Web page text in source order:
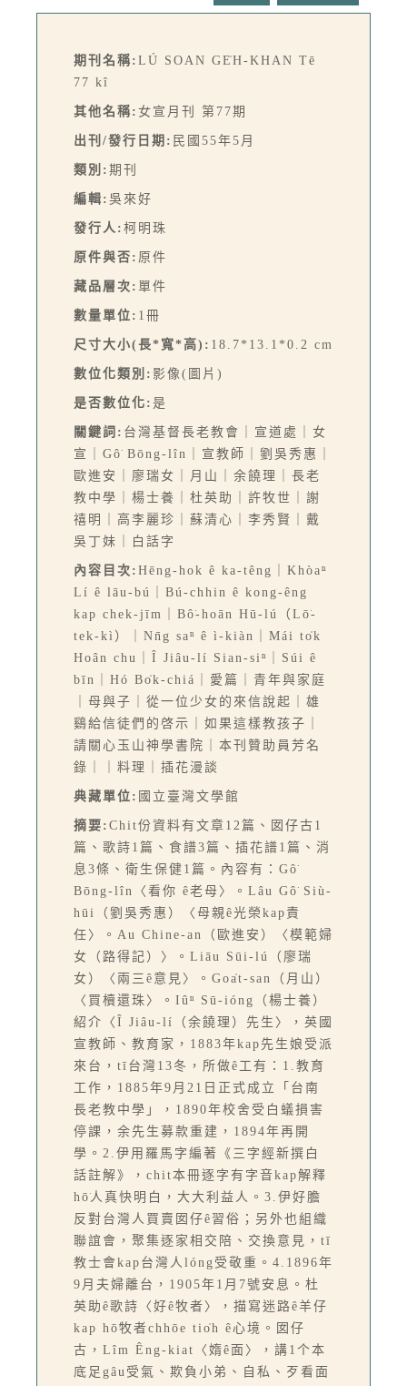
期刊名稱: LÚ SOAN GE̍H-KHAN Tē
77 kî
其他名稱: 女宣月刊 第77期
出刊/發行日期: 民國55年5月
類別: 期刊
編輯: 吳來好
發行人: 柯明珠
原件與否: 原件
藏品層次: 單件
數量單位: 1冊
尺寸大小(長*寬*高): 18.7*13.1*0.2 cm
數位化類別: 影像(圖片)
是否數位化: 是
關鍵詞: 台灣基督長老教會｜宣道處｜女
宣｜Gô͘ Bōng-lîn｜宣教師｜劉吳秀惠｜
歐進安｜廖瑞女｜月山｜余饒理｜長老
教中學｜楊士養｜杜英助｜許牧世｜謝
禧明｜高李麗珍｜蘇清心｜李秀賢｜戴
吳丁妹｜白話字
內容目次: Hēng-hok ê ka-têng｜Khòaⁿ
Lí ê lāu-bú｜Bú-chhin ê kong-êng
kap chek-jīm｜Bô͘-hoān Hū-lú（Lō͘-
tek-kì）｜Nn̄g saⁿ ê ì-kiàn｜Mái to̍k
Hoân chu｜Î Jiâu-lí Sian-siⁿ｜Súi ê
bīn｜Hó Bo̍k-chiá｜愛篇｜青年與家庭
｜母與子｜從一位少女的來信說起｜雄
鷄給信徒們的啓示｜如果這樣教孩子｜
請關心玉山神學書院｜本刊贊助員芳名
錄｜｜料理｜插花漫談
典藏單位: 國立臺灣文學館
摘要: Chit份資料有文章12篇、囡仔古1
篇、歌詩1篇、食譜3篇、插花譜1篇、消
息3條、衛生保健1篇。內容有：Gô͘
Bōng-lîn〈看你 ê老母〉。Lâu Gô͘ Siù-
hūi（劉吳秀惠）〈母親ê光榮kap責
任〉。Au Chine-an（歐進安）〈模範婦
女（路得記）〉。Liāu Sūi-lú（廖瑞
女）〈兩三ê意見〉。Goa̍t-san（月山）
〈買櫝還珠〉。Iûⁿ Sū-ióng（楊士養）
紹介〈Î Jiâu-lí（余饒理）先生〉，英國
宣教師、教育家，1883年kap先生娘受派
來台，tī台灣13冬，所做ê工有：1.教育
工作，1885年9月21日正式成立「台南
長老教中學」，1890年校舍受白蟻損害
停課，余先生募款重建，1894年再開
學。2.伊用羅馬字編著《三字經新撰白
話註解》，chit本冊逐字有字音kap解釋
hō͘人真快明白，大大利益人。3.伊好膽
反對台灣人買賣囡仔ê習俗；另外也組織
聯誼會，聚集逐家相交陪、交換意見，tī
教士會kap台灣人lóng受敬重。4.1896年
9月夫婦離台，1905年1月7號安息。杜
英助ê歌詩〈好ê牧者〉，描寫迷路ê羊仔
kap hō͘牧者chhōe tio̍h ê心境。囡仔
古，Lîm Êng-kiat〈媠ê面〉，講1个本
底足gâu受氣、欺負小弟、自私、歹看面